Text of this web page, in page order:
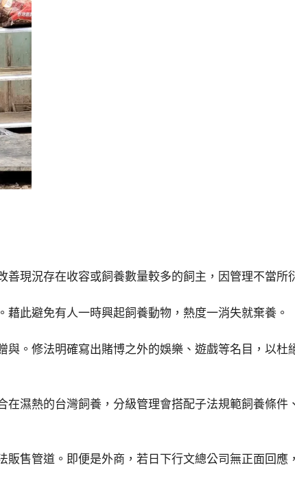
現況存在收容或飼養數量較多的飼主，因管理不當所
此避免有人一時興起飼養動物，熱度一消失就棄養。
。修法明確寫出賭博之外的娛樂、遊戲等名目，以杜
濕熱的台灣飼養，分級管理會搭配子法規範飼養條件
售管道。即便是外商，若日下行文總公司無正面回應